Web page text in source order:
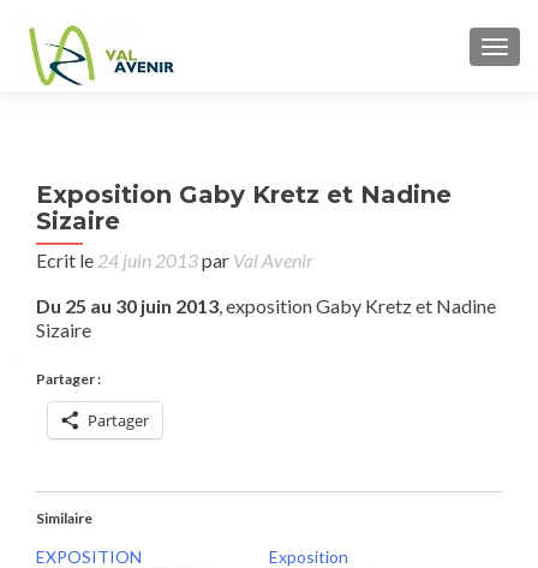
Exposition Gaby Kretz et Nadine
Sizaire
Ecrit le 24 juin 2013par Val Avenir
Du 25 au 30 juin 2013, exposition Gaby Kretz et Nadine
Sizaire
Partager :
Partager
Similaire
EXPOSITION
Exposition